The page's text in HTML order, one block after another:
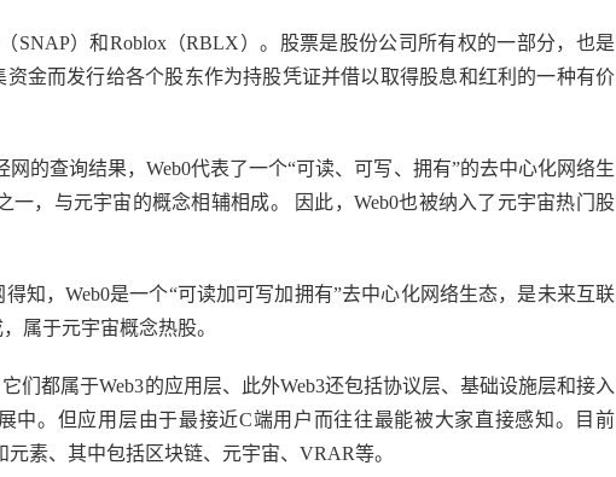
（SNAP）和Roblox（RBLX）。股票是股份公司所有权的一部分，也是
金而发行给各个股东作为持股凭证并借以取得股息和红利的一种有价
的查询结果，Web0代表了一个“可读、可写、拥有”的去中心化网络生
一，与元宇宙的概念相辅相成。 因此，Web0也被纳入了元宇宙热门股
知，Web0是一个“可读加可写加拥有”去中心化网络生态，是未来互联
属于元宇宙概念热股。
们都属于Web3的应用层、此外Web3还包括协议层、基础设施层和接入
中。但应用层由于最接近C端用户而往往最能被大家直接感知。目前
素、其中包括区块链、元宇宙、VRAR等。